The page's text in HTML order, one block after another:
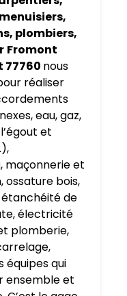
plombiers,
Fromont
77760 nous
réaliser
eau, gaz,
et
maçonnerie et
ossature bois,
de
électricité
plomberie,
équipes qui
ensemble et